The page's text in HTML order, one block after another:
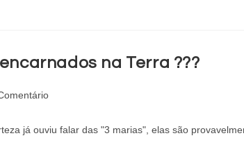
na Terra ???
já ouviu falar das "3 marias", elas são